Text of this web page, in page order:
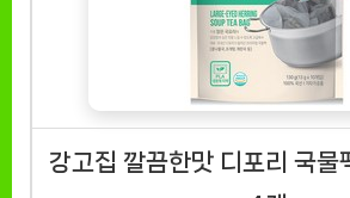
강고집 깔끔한맛 디포리 국